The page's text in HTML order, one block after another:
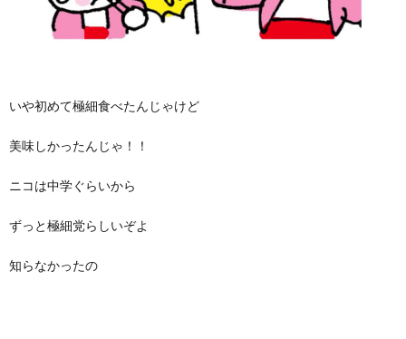
いや初めて極細食べたんじゃけど
美味しかったんじゃ！！
ニコは中学ぐらいから
ずっと極細党らしいぞよ
知らなかったの